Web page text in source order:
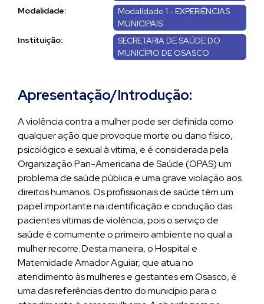
Modalidade:
Modalidade 1 - EXPERIÊNCIAS
MUNICIPAIS
Instituição:
SECRETARIA DE SAÚDE DO
MUNICÍPIO DE OSASCO
Apresentação/Introdução:
A violência contra a mulher pode ser definida como
qualquer ação que provoque morte ou dano físico,
psicológico e sexual à vítima, e é considerada pela
Organização Pan-Americana de Saúde (OPAS) um
problema de saúde pública e uma grave violação aos
direitos humanos. Os profissionais de saúde têm um
papel importante na identificação e condução das
pacientes vítimas de violência, pois o serviço de
saúde é comumente o primeiro ambiente no qual a
mulher recorre. Desta maneira, o Hospital e
Maternidade Amador Aguiar, que atua no
atendimento às mulheres e gestantes em Osasco, é
uma das referências dentro do município para o